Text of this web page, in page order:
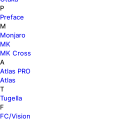
P
Preface
M
Monjaro
MK
MK Cross
A
Atlas PRO
Atlas
T
Tugella
F
FC/Vision